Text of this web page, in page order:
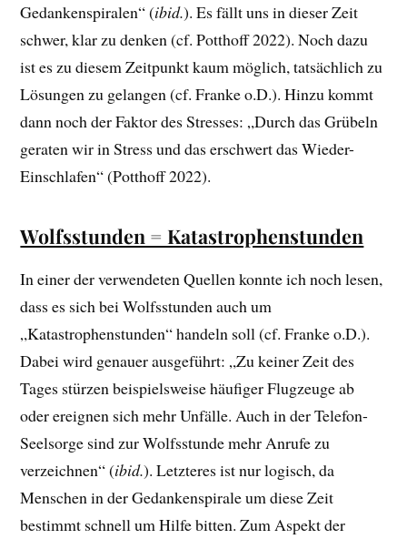
Gedankenspiralen“ (ibid.). Es fällt uns in dieser Zeit
schwer, klar zu denken (cf. Potthoff 2022). Noch dazu
ist es zu diesem Zeitpunkt kaum möglich, tatsächlich zu
Lösungen zu gelangen (cf. Franke o.D.). Hinzu kommt
dann noch der Faktor des Stresses: „Durch das Grübeln
geraten wir in Stress und das erschwert das Wieder-
Einschlafen“ (Potthoff 2022).
Wolfsstunden = Katastrophenstunden
In einer der verwendeten Quellen konnte ich noch lesen,
dass es sich bei Wolfsstunden auch um
„Katastrophenstunden“ handeln soll (cf. Franke o.D.).
Dabei wird genauer ausgeführt: „Zu keiner Zeit des
Tages stürzen beispielsweise häufiger Flugzeuge ab
oder ereignen sich mehr Unfälle. Auch in der Telefon-
Seelsorge sind zur Wolfsstunde mehr Anrufe zu
verzeichnen“ (ibid.). Letzteres ist nur logisch, da
Menschen in der Gedankenspirale um diese Zeit
bestimmt schnell um Hilfe bitten. Zum Aspekt der